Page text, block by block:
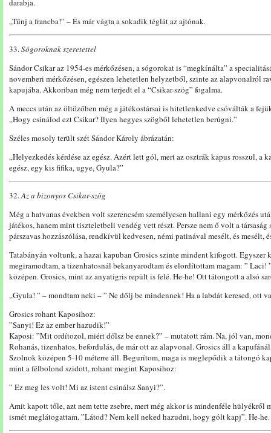
darabja.
„Tűnj a francba!” – És már vágta a sokadik téglát az ajtónak.
33.Sógoroknak szeretettel
Sándor Csikar az 1954-es mérkőzésen, a sógorokat is “megkínálta” a
novemberi mérkőzésen, egészen lehetetlen helyzetből, szinte az alapvonalról
kapujába. Akkoriban még nem terjedt el a “Csikar-szög” fogalma.
A meccs után az öltözőben még a játékostársai is hitetlenkedve csóválták a
„Hogy csinálod ezt Csikar? Ilyen hegyes szögből lehetetlen berúgni.”
Széles mosoly terült szét Sándor Károly ábrázatán:
„Helyezkedés kérdése az egész. Azért lett gól, mert az osztrák kapus rosszul, a
egész, egy kis fifika, ugye, Gyula?”
32.Az a bizonyos Csikar-szög
Még a hatvanas években volt szerencsém személyesen hallani egy mérkőzés
játékos, hanem mint tiszteletbeli vendég vett részt. Persze nem ő volt a
párszavas hozzászólása, rendkívül kedvesen, némi patinával mesélt, és mesélt,
Tatabányán voltunk, a hazai kapuban Grosics szinte mindent kifogott. Egyszer
megiramodtam, a tizenhatosnál bekanyarodtam és elordítottam magam: ”
középen. Grosics, mint az anyatigris repült is felé. He-he! Ott tátongott a alsó
„Gyula! ” – mondtam neki – ” Ne dőlj be mindennek! Ha a labdát keresed, ott
Grosics rohant Kaposihoz:
”Sanyi! Ez az ember hazudik!”
Kaposi: ”Mit ordítozol, miért dőlsz be ennek?” – mutatott rám. Na, jól van,
Rohanás, tizenhatos, befordulás, de már ott az alapvonal. Grosics áll a
Szolnok középen 5-10 méterre áll. Begurítom, maga is meglepődik a tátongó
mint a félbolond szidott, rohant megint Kaposihoz:
” Ez meg les volt! Mi az istent csinálsz Sanyi?”.
Amit kapott tőle, azt nem tette zsebre, mert még akkor is mindenféle hülyékről
ismét meglátogattam. ”Látod? Nem kell neked hazudni, hogy gólt kapj”. He-he.